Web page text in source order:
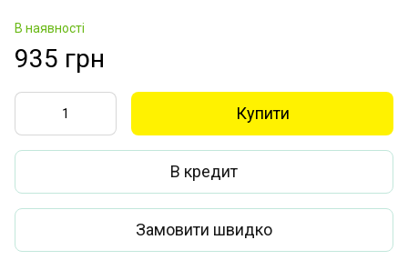
В наявності
935 грн
Купити
В кредит
Замовити швидко